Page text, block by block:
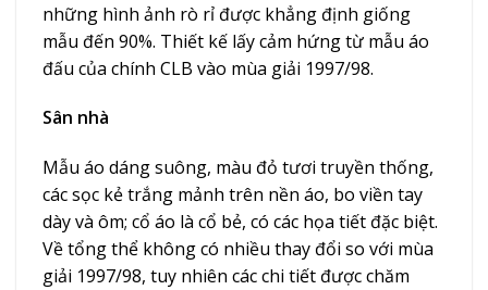
những hình ảnh rò rỉ được khẳng định giống
mẫu đến 90%. Thiết kế lấy cảm hứng từ mẫu áo
đấu của chính CLB vào mùa giải 1997/98.
Sân nhà
Mẫu áo dáng suông, màu đỏ tươi truyền thống,
các sọc kẻ trắng mảnh trên nền áo, bo viền tay
dày và ôm; cổ áo là cổ bẻ, có các họa tiết đặc biệt.
Về tổng thể không có nhiều thay đổi so với mùa
giải 1997/98, tuy nhiên các chi tiết được chăm